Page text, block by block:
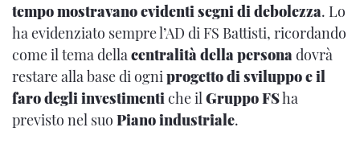
tempo mostravano evidenti segni di debolezza. Lo
ha evidenziato sempre l’AD di FS Battisti, ricordando
come il tema della centralità della persona dovrà
restare alla base di ogni progetto di sviluppo e il
faro degli investimenti che il Gruppo FSha
previsto nel suo Piano industriale.